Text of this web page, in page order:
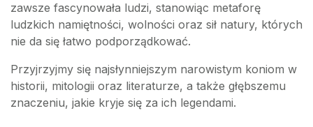
zawsze fascynowała ludzi, stanowiąc metaforę
ludzkich namiętności, wolności oraz sił natury, których
nie da się łatwo podporządkować.
Przyjrzyjmy się najsłynniejszym narowistym koniom w
historii, mitologii oraz literaturze, a także głębszemu
znaczeniu, jakie kryje się za ich legendami.